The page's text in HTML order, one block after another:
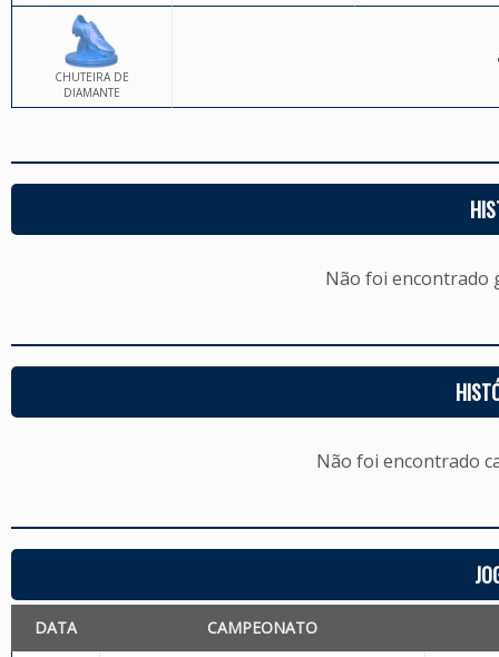
CHUTEIRA DE
DIAMANTE
Não foi encontrado
Não foi encontrado
DATA CAMPEONATO